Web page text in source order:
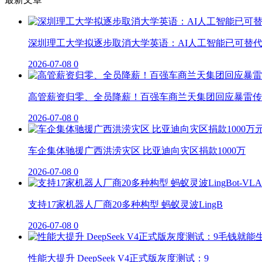
深圳理工大学拟逐步取消大学英语：AI人工智能已可替代
2026-07-08 0
高管薪资归零、全员降薪！百强车商兰天集团回应暴雷
2026-07-08 0
车企集体驰援广西洪涝灾区 比亚迪向灾区捐款1000万
2026-07-08 0
支持17家机器人厂商20多种构型 蚂蚁灵波LingB
2026-07-08 0
性能大提升 DeepSeek V4正式版灰度测试：9